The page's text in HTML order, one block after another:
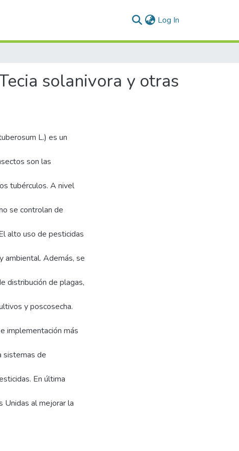
Log In
solanivora y otras
L.) es un
son las
tubérculos. A nivel
se controlan de
alto uso de pesticidas
ambiental. Además, se
distribución de plagas,
y poscosecha.
implementación más
sistemas de
En última
Unidas al mejorar la